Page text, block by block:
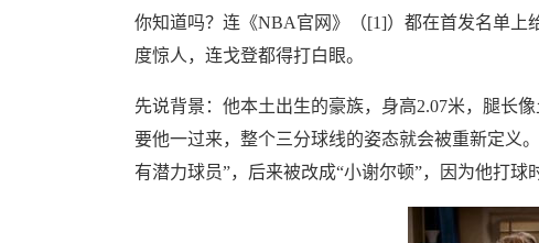
你知道吗？连《NBA官网》（[1]）都在首发名单上
度惊人，连戈登都得打白眼。
先说背景：他本土出生的豪族，身高2.07米，腿
要他一过来，整个三分球线的姿态就会被重新定
有潜力球员”，后来被改成“小谢尔顿”，因为他打球